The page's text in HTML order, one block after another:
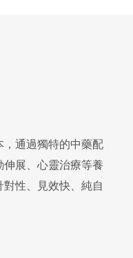
，通過獨特的中藥配
展、心靈治療等養
性、見效快、純自